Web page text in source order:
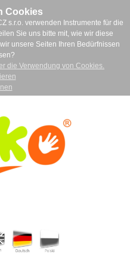
Cookies
s.r.o. verwenden Instrumente für die
Sie uns bitte mit, wie wir diese
unsere Seiten Ihren Bedürfnissen
die Verwendung von Cookies.